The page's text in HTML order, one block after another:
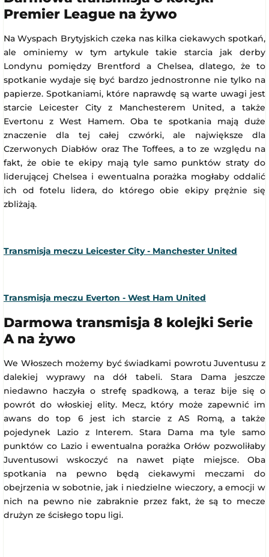
Premier League na żywo
Na Wyspach Brytyjskich czeka nas kilka ciekawych spotkań,
ale ominiemy w tym artykule takie starcia jak derby
Londynu pomiędzy Brentford a Chelsea, dlatego, że to
spotkanie wydaje się być bardzo jednostronne nie tylko na
papierze. Spotkaniami, które naprawdę są warte uwagi jest
starcie Leicester City z Manchesterem United, a także
Evertonu z West Hamem. Oba te spotkania mają duże
znaczenie dla tej całej czwórki, ale największe dla
Czerwonych Diabłów oraz The Toffees, a to ze względu na
fakt, że obie te ekipy mają tyle samo punktów straty do
liderującej Chelsea i ewentualna porażka mogłaby oddalić
ich od fotelu lidera, do którego obie ekipy prężnie się
zbliżają.
Transmisja meczu Leicester City - Manchester United
Transmisja meczu Everton - West Ham United
Darmowa transmisja 8 kolejki Serie
A na żywo
We Włoszech możemy być świadkami powrotu Juventusu z
dalekiej wyprawy na dół tabeli. Stara Dama jeszcze
niedawno haczyła o strefę spadkową, a teraz bije się o
powrót do włoskiej elity. Mecz, który może zapewnić im
awans do top 6 jest ich starcie z AS Romą, a także
pojedynek Lazio z Interem. Stara Dama ma tyle samo
punktów co Lazio i ewentualna porażka Orłów pozwoliłaby
Juventusowi wskoczyć na nawet piąte miejsce. Oba
spotkania na pewno będą ciekawymi meczami do
obejrzenia w sobotnie, jak i niedzielne wieczory, a emocji w
nich na pewno nie zabraknie przez fakt, że są to mecze
drużyn ze ścisłego topu ligi.